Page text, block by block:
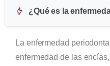
¿Qué es la
La enfermedad
enfermedad de las